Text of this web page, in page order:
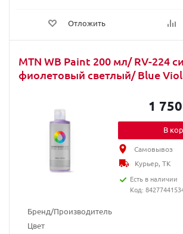
Отложить
MTN WB Paint 200 мл/ RV-224
фиолетовый светлый/ Blue
Бренд/Производитель
Цвет
1
В
Самовывоз
Курьер, ТК
Есть в наличии
Код: